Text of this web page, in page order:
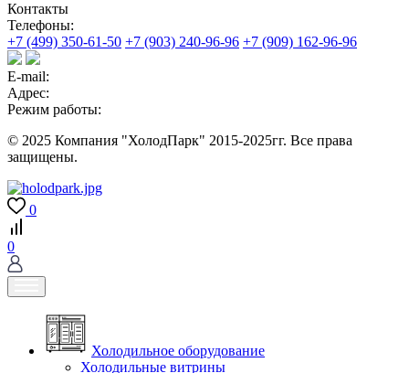
Контакты
Телефоны:
+7 (499) 350-61-50 +7 (903) 240-96-96 +7 (909) 162-96-96
E-mail:
Адрес:
Режим работы:
© 2025 Компания "ХолодПарк" 2015-2025гг. Все права
защищены.
0
0
Холодильное оборудование
Холодильные витрины